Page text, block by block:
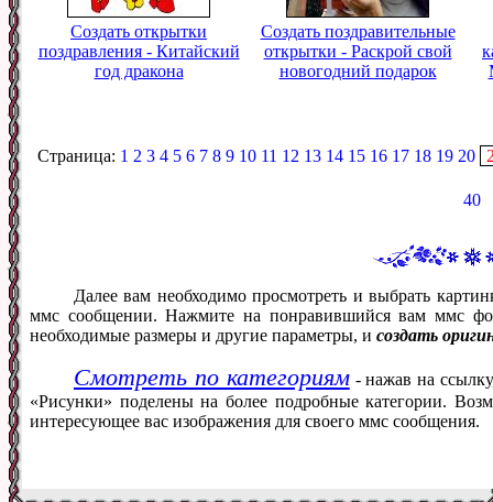
Создать открытки
поздравления - Китайский
год дракона
Создать поздравительные
открытки - Раскрой свой
новогодний подарок
Страница: 1 2 3 4 5 6 7 8 9 10 11 12 13 14 15 16 17 18 19 20
40
Далее вам необходимо просмотреть и выбрать
ммс сообщении. Нажмите на понравившийся вам ммс
необходимые размеры и другие параметры, и создать
Смотреть по категориям- нажав на
«Рисунки» поделены на более подробные категории.
интересующее вас изображения для своего ммс сообщения.